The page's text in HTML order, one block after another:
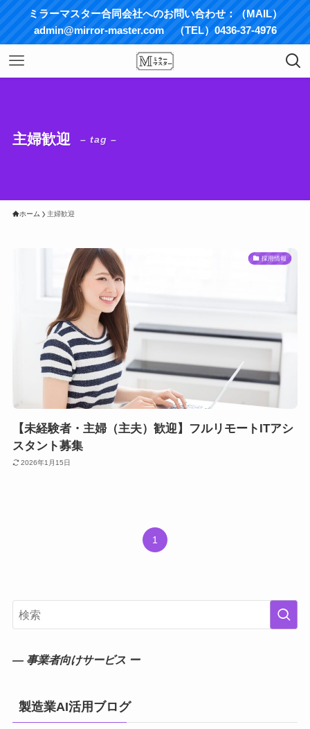
ミラーマスター合同会社へのお問い合わせ：（MAIL）
admin@mirror-master.com （TEL）0436-37-4976
主婦歓迎 – tag –
ホーム 主婦歓迎
採用情報
【未経験者・主婦（主夫）歓迎】フルリモートITアシ
スタント募集
2026年1月15日
1
― 事業者向けサービス ー
製造業AI活用ブログ